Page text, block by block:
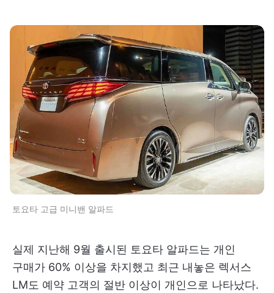
토요타 고급 미니밴 알파드
실제 지난해 9월 출시된 토요타 알파드는 개인
구매가 60% 이상을 차지했고 최근 내놓은 렉서스
LM도 예약 고객의 절반 이상이 개인으로 나타났다.